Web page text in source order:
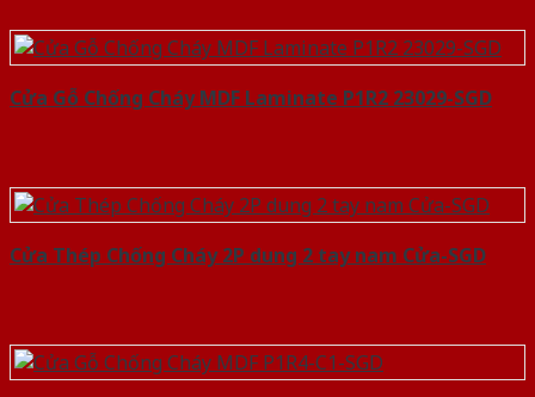
Cửa Gỗ Chống Cháy MDF Laminate P1R2 23029-SGD
Cửa Thép Chống Cháy 2P dung 2 tay nam Cửa-SGD